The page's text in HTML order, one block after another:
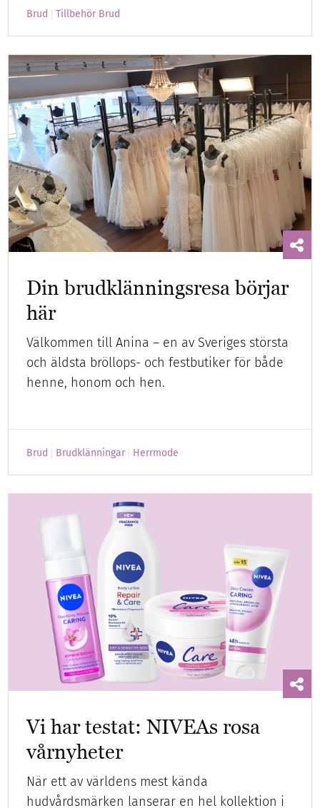
Brud Tillbehör Brud
Din brudklänningsresa börjar
här
Välkommen till Anina – en av Sveriges största
och äldsta bröllops- och festbutiker för både
henne, honom och hen.
Brud Brudklänningar Herrmode
Vi har testat: NIVEAs rosa
vårnyheter
När ett av världens mest kända
hudvårdsmärken lanserar en hel kollektion i